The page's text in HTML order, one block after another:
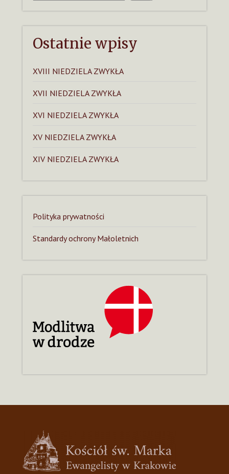
Ostatnie wpisy
XVIII NIEDZIELA ZWYKŁA
XVII NIEDZIELA ZWYKŁA
XVI NIEDZIELA ZWYKŁA
XV NIEDZIELA ZWYKŁA
XIV NIEDZIELA ZWYKŁA
Polityka prywatności
Standardy ochrony Małoletnich